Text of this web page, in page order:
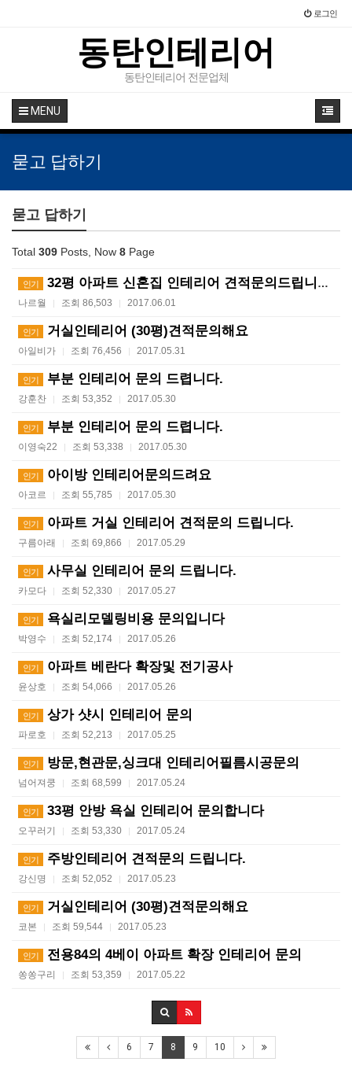
로그인
동탄인테리어
동탄인테리어 전문업체
MENU
묻고 답하기
묻고 답하기
Total 309 Posts, Now 8 Page
인기 32평 아파트 신혼집 인테리어 견적문의드립니다.
나르월 | 조회 86,503 | 2017.06.01
인기 거실인테리어 (30평)견적문의해요
아일비가 | 조회 76,456 | 2017.05.31
인기 부분 인테리어 문의 드렵니다.
강훈찬 | 조회 53,352 | 2017.05.30
인기 부분 인테리어 문의 드렵니다.
이영숙22 | 조회 53,338 | 2017.05.30
인기 아이방 인테리어문의드려요
아코르 | 조회 55,785 | 2017.05.30
인기 아파트 거실 인테리어 견적문의 드립니다.
구름아래 | 조회 69,866 | 2017.05.29
인기 사무실 인테리어 문의 드립니다.
카모다 | 조회 52,330 | 2017.05.27
인기 욕실리모델링비용 문의입니다
박영수 | 조회 52,174 | 2017.05.26
인기 아파트 베란다 확장및 전기공사
윤상호 | 조회 54,066 | 2017.05.26
인기 상가 샷시 인테리어 문의
파로호 | 조회 52,213 | 2017.05.25
인기 방문,현관문,싱크대 인테리어필름시공문의
넘어져쿵 | 조회 68,599 | 2017.05.24
인기 33평 안방 욕실 인테리어 문의합니다
오꾸러기 | 조회 53,330 | 2017.05.24
인기 주방인테리어 견적문의 드립니다.
강신명 | 조회 52,052 | 2017.05.23
인기 거실인테리어 (30평)견적문의해요
코본 | 조회 59,544 | 2017.05.23
인기 전용84의 4베이 아파트 확장 인테리어 문의
쏭쏭구리 | 조회 53,359 | 2017.05.22
6 7 8 9 10